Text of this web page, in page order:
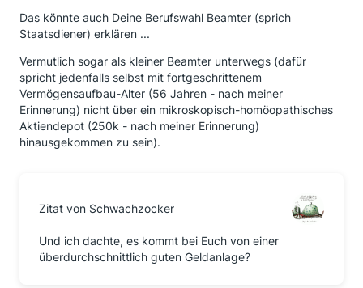
Das könnte auch Deine Berufswahl Beamter (sprich
Staatsdiener) erklären ...
Vermutlich sogar als kleiner Beamter unterwegs (dafür
spricht jedenfalls selbst mit fortgeschrittenem
Vermögensaufbau-Alter (56 Jahren - nach meiner
Erinnerung) nicht über ein mikroskopisch-homöopathisches
Aktiendepot (250k - nach meiner Erinnerung)
hinausgekommen zu sein).
Zitat von Schwachzocker
Und ich dachte, es kommt bei Euch von einer
überdurchschnittlich guten Geldanlage?